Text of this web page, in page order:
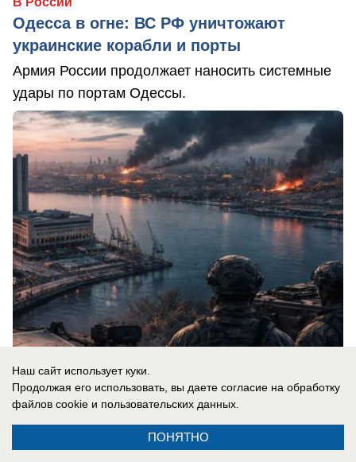
Одесса в огне: ВС РФ уничтожают
украинские корабли и порты
Армия России продолжает наносить системные
удары по портам Одессы.
08.08.2026
В России
Праздник есть, закона нет: День
Наш сайт использует куки.
Продолжая его использовать, вы даете согласие на обработку
файлов cookie и пользовательских данных.
ПОНЯТНО